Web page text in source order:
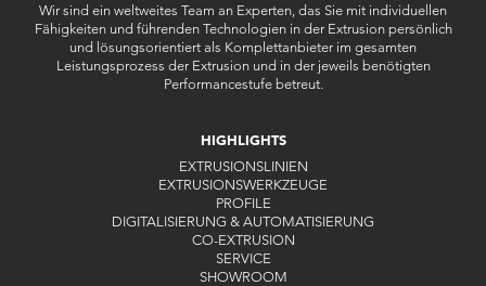
Wir sind ein weltweites Team an Experten, das Sie mit individuellen
Fähigkeiten und führenden Technologien in der Extrusion persönlich
und lösungsorientiert als Komplettanbieter im gesamten
Leistungsprozess der Extrusion und in der jeweils benötigten
Performancestufe betreut.
HIGHLIGHTS
EXTRUSIONSLINIEN
EXTRUSIONSWERKZEUGE
PROFILE
DIGITALISIERUNG & AUTOMATISIERUNG
CO-EXTRUSION
SERVICE
SHOWROOM